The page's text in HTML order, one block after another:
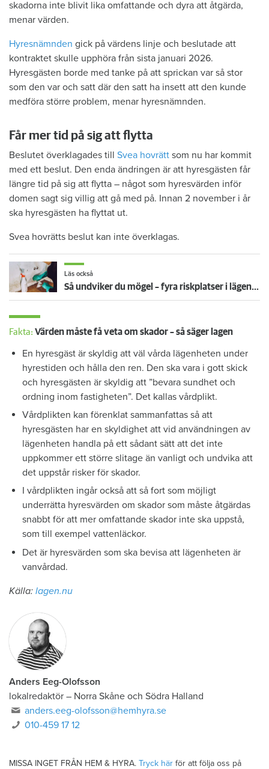
skadorna inte blivit lika omfattande och dyra att åtgärda,
menar värden.
Hyresnämnden gick på värdens linje och beslutade att
kontraktet skulle upphöra från sista januari 2026.
Hyresgästen borde med tanke på att sprickan var så stor
som den var och satt där den satt ha insett att den kunde
medföra större problem, menar hyresnämnden.
Får mer tid på sig att flytta
Beslutet överklagades till Svea hovrätt som nu har kommit
med ett beslut. Den enda ändringen är att hyresgästen får
längre tid på sig att flytta – något som hyresvärden inför
domen sagt sig villig att gå med på. Innan 2 november i år
ska hyresgästen ha flyttat ut.
Svea hovrätts beslut kan inte överklagas.
Läs också
Så undviker du mögel – fyra riskplatser i lägenheten: ”Måste städa bort”
Fakta: Värden måste få veta om skador – så säger lagen
En hyresgäst är skyldig att väl vårda lägenheten under
hyrestiden och hålla den ren. Den ska vara i gott skick
och hyresgästen är skyldig att ”bevara sundhet och
ordning inom fastigheten”. Det kallas vårdplikt.
Vårdplikten kan förenklat sammanfattas så att
hyresgästen har en skyldighet att vid användningen av
lägenheten handla på ett sådant sätt att det inte
uppkommer ett större slitage än vanligt och undvika att
det uppstår risker för skador.
I vårdplikten ingår också att så fort som möjligt
underrätta hyresvärden om skador som måste åtgärdas
snabbt för att mer omfattande skador inte ska uppstå,
som till exempel vattenläckor.
Det är hyresvärden som ska bevisa att lägenheten är
vanvårdad.
Källa: lagen.nu
Anders Eeg-Olofsson
lokalredaktör – Norra Skåne och Södra Halland
anders.eeg-olofsson@hemhyra.se
010-459 17 12
MISSA INGET FRÅN HEM & HYRA. Tryck här för att följa oss på